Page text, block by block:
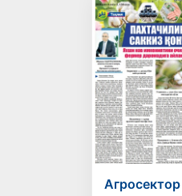
Агросектор